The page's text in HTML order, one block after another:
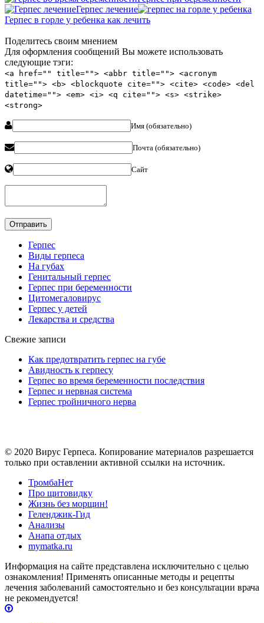
Герпес лечение
Герпес в горле у ребенка как лечить
Поделитесь своим мнением
Для оформления сообщений Вы можете использовать
следующие тэги:
<a href="" title=""> <abbr title=""> <acronym
title=""> <b> <blockquote cite=""> <cite> <code> <del
datetime=""> <em> <i> <q cite=""> <s> <strike>
<strong>
Имя (обязательно)
Почта (обязательно)
Сайт
Герпес
Виды герпеса
На губах
Генитальный герпес
Герпес при беременности
Цитомегаловирус
Герпес у детей
Лекарства и средства
Свежие записи
Как предотвратить герпес на губе
Авидность к герпесу
Герпес во время беременности последствия
Герпес и нервная система
Герпес тройничного нерва
© 2020 Вирус Герпеса. Копирование материалов разрешается
только при оставлении активной ссылки на источник.
ТромбаНет
Про щитовидку
Жизнь без морщин!
Геленджик-Гид
Анализы
Анапа отдых
mymatka.ru
Информация на сайте представлена исключительно с целью
ознакомления! Применять описанные методы и рецепты
лечения заболеваний самостоятельно и без консультации врача
не рекомендуется!